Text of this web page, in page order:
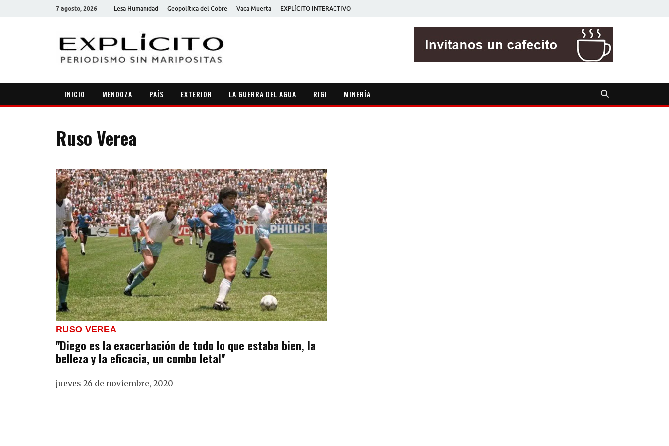
7 agosto, 2026 Lesa Humanidad Geopolítica del Cobre Vaca Muerta EXPLÍCITO INTERACTIVO
INICIO MENDOZA PAÍS EXTERIOR LA GUERRA DEL AGUA RIGI MINERÍA
Ruso Verea
RUSO VEREA
"Diego es la exacerbación de todo lo que estaba bien, la
belleza y la eficacia, un combo letal"
jueves 26 de noviembre, 2020